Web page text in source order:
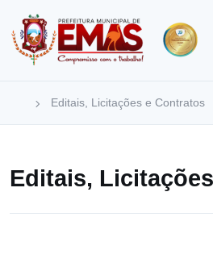
Editais, Licitações e Contratos
Editais,